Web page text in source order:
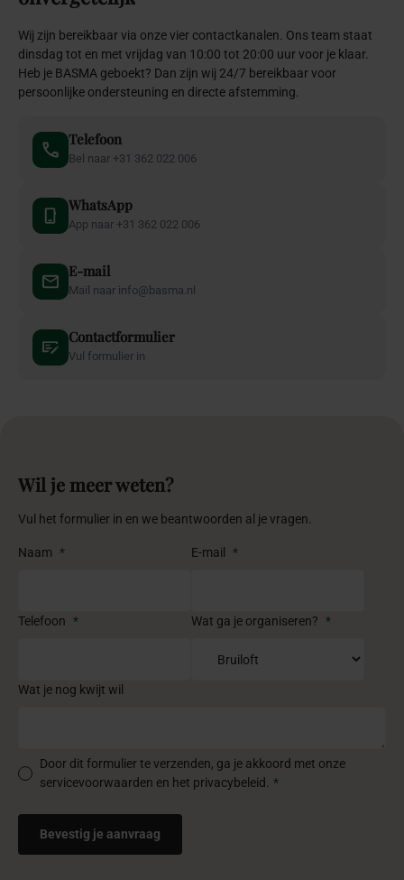
Wij zijn bereikbaar via onze vier contactkanalen. Ons team staat
dinsdag tot en met vrijdag van 10:00 tot 20:00 uur voor je klaar.
Heb je BASMA geboekt? Dan zijn wij 24/7 bereikbaar voor
persoonlijke ondersteuning en directe afstemming.
Telefoon
Bel naar +31 362 022 006
WhatsApp
App naar +31 362 022 006
E-mail
Mail naar info@basma.nl
Contactformulier
Vul formulier in
Wil je meer weten?
Vul het formulier in en we beantwoorden al je vragen.
Naam * E-mail *
Telefoon * Wat ga je organiseren? *
Wat je nog kwijt wil
Door dit formulier te verzenden, ga je akkoord met onze
servicevoorwaarden en het privacybeleid. *